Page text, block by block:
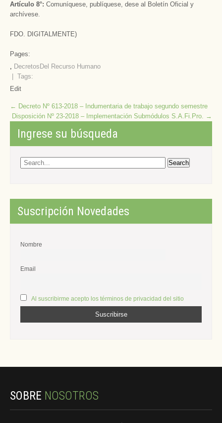
Artículo 8°: Comuníquese, publíquese, dese al Boletín Oficial y
archívese.
FDO. DIGITALMENTE)
Pages:
, Decretos Del Recurso Humano
| Tags:
Edit
Post
navigation
← Decreto Nº 613-2018 – Indumentaria de trabajo segundo semestre
Disposición Nº 23-2018 – Implementación Submódulos S.A.Fi.Pro. →
Ingrese su búsqueda
Suscripción Novedades
Nombre
Email
Al suscribirme acepto los términos de privacidad del sitio
SOBRE NOSOTROS